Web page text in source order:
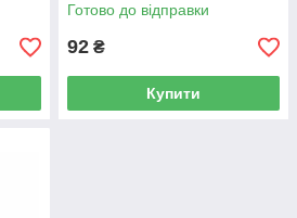
Готово до відправки
92 ₴
Купити